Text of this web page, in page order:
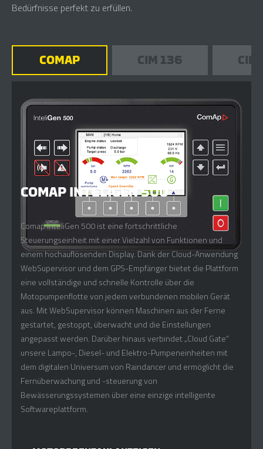
Bedürfnisse perfekt zu erfüllen.
COMAP CIM 136 CIM
COMAP INTELIGEN 500
Comap InteliGen 500 ist eine fortschrittliche
Steuerungseinheit mit einer Vielzahl von Funktionen und
einem hochauflösenden Display. Dank der Cloud-Anwendung
WebSupervisor und dem GPS-Empfänger bietet die Plattform
eine vollständige und schnelle Kontrolle über die
Motopumpenflotte von jedem verbundenen mobilen Gerät
aus. Mit WebSupervisor können Maschinen aus der Ferne
gestartet, gestoppt, überwacht und die Einstellungen
angepasst werden. Darüber hinaus verbindet „Cloud Gate“
unsere Lampo-, Diesel- und Elektro-Pumpeneinheiten mit
dem digitalen Universum von Raindancer und ermöglicht die
Fernüberwachung und -steuerung von
Bewässerungssystemen über eine einzige intelligente
Softwareplattform.
ELCOS CIM 136
Elcos-Steuerungseinheit für manuelle und automatische
Steuerung mit externem Kontakt, ausgestattet mit
integriertem GSM-Modem, das eine Fernsteuerung der
Motopumpe über eine App ermöglicht. Ohne Eingriff des
Bedieners überwacht die CIM 136 automatisch alle ihre
Parameter und Alarme. Dank des Aktuators kann sie die
automatische Regelung durchführen und den
Bewässerungsdruck konstant halten.
SCHUTZINTERVENTIONEN
AUTOMATISCHE ÜBERWACHUNG
AUTOMATISCHE BESCHLEUNIGUNG UND
ELCOS CIM 130
Elcos-Steuerungseinheit für manuelle und automatische
Steuerung mit externem Kontakt. Ohne Eingriff des Bedieners
überwacht die CIM 130 automatisch alle ihre Parameter und
Alarme. Dank des Aktuators kann sie die automatische
Regelung durchführen und den Bewässerungsdruck konstant
halten.
SCHUTZINTERVENTIONEN
AUTOMATISCHE ÜBERWACHUNG
AUTOMATISCHE BESCHLEUNIGUNG UND
VERZÖGERUNG
AUSSCHALTUNG DES PUMPENSCHUTZES
ELCOS CIM 250
Centralina Elcos di controllo locale è la centralina più diffusa
poiché offre tutti i controlli di base e sorveglia
automaticamente tutti i suoi parametri ed allarmi senza alcuna
regolazione dell’operatore.
CONTAORE E CONTAGIRI
TEMPORIZZATORE
ARRESTO D’EMERGENZA
MANOMETRO OLIO E ACQUA POMPA
INTERVENTO PROTEZIONI